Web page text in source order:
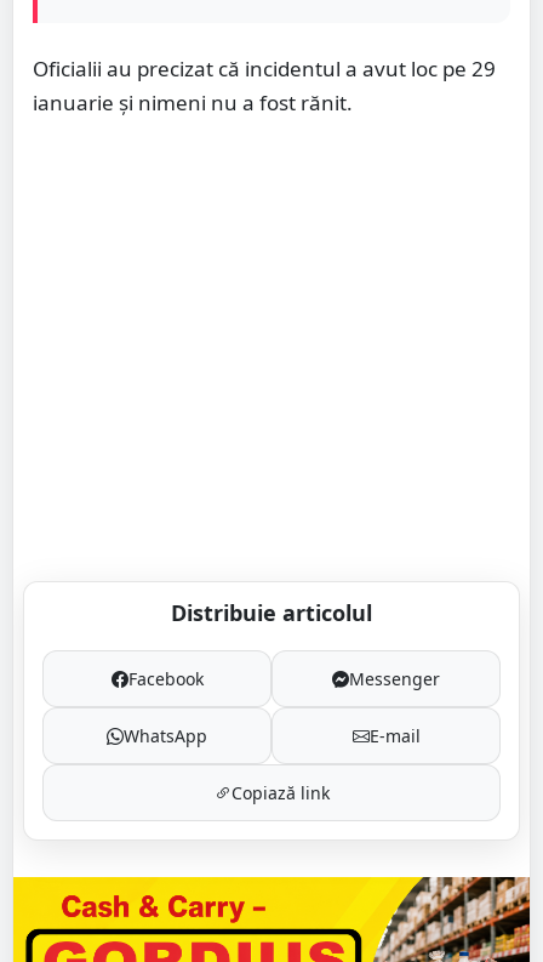
Oficialii au precizat că incidentul a avut loc pe 29
ianuarie și nimeni nu a fost rănit.
Distribuie articolul
Facebook Messenger
WhatsApp E-mail
Copiază link